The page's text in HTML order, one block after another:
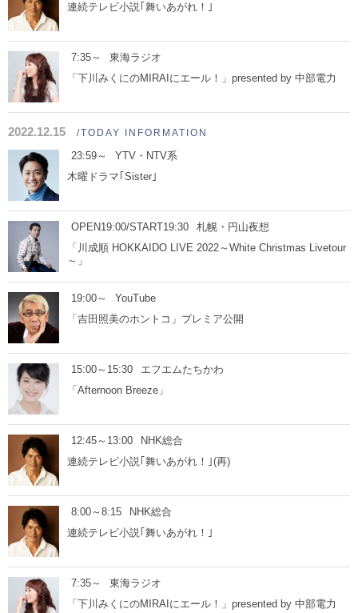
連続テレビ小説｢舞いあがれ！｣
7:35～
東海ラジオ
「下川みくにのMIRAIにエール！」presented by 中部電力
2022.12.15 /TODAY INFORMATION
23:59～
YTV・NTV系
木曜ドラマ｢Sister｣
OPEN19:00/START19:30
札幌・円山夜想
「川成順 HOKKAIDO LIVE 2022～White Christmas Livetour
～」
19:00～
YouTube
「吉田照美のホントコ」プレミア公開
15:00～15:30
エフエムたちかわ
「Afternoon Breeze」
12:45～13:00
NHK総合
連続テレビ小説｢舞いあがれ！｣(再)
8:00～8:15
NHK総合
連続テレビ小説｢舞いあがれ！｣
7:35～
東海ラジオ
「下川みくにのMIRAIにエール！」presented by 中部電力